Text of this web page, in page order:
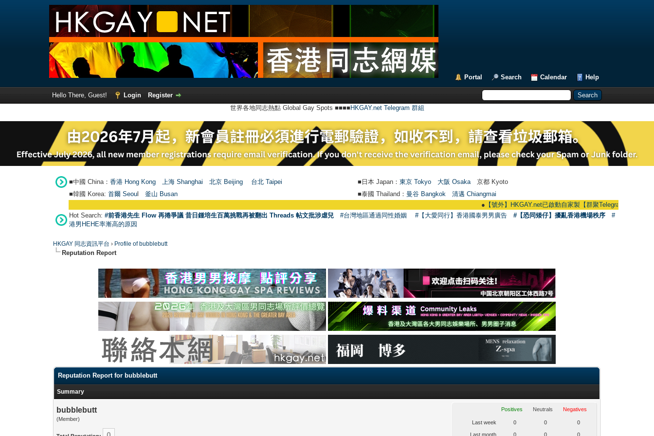
Portal Search Calendar Help
Hello There, Guest! Login
Register
世界各地同志熱點 Global Gay Spots ■■■■ HKGAY.net Telegram 群組
■中國 China： 香港 Hong Kong 上海 Shanghai 北京 Beijing 台北 Taipei ■日本 Japan： 東京 Tokyo 大阪 Osaka 京都 Kyoto
■韓國 Korea: 首爾 Seou 釜山 Busan ■泰國 Thailand： 曼谷 Bangkok
清邁 Chiangmai
【號外】HKGAY.net已啟動自家製【群聚Telegram群組】
Hot Search: #前香港先生 Flow 再捲爭議 昔日鍾培生百萬挑戰再被翻出 Threads 帖文批涉虐兒 #台灣地區通過同性婚姻 #【大愛同行】香港國泰男男廣告 #【恐同矮仔】擾亂香港機場秩序
#
港男HEHE率漸高的原因
HKGAY 同志資訊平台 › Profile of bubblebutt
Reputation Report
Reputation Report for bubblebutt
Summary
bubblebutt
(Member)
Positives Neutrals Negatives
Last week 0 0 0
Last month 0 0 0